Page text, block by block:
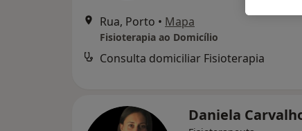
Rua, Porto • Mapa
Fisioterapia ao Domicílio
Consulta domiciliar Fisioterapia
Daniela